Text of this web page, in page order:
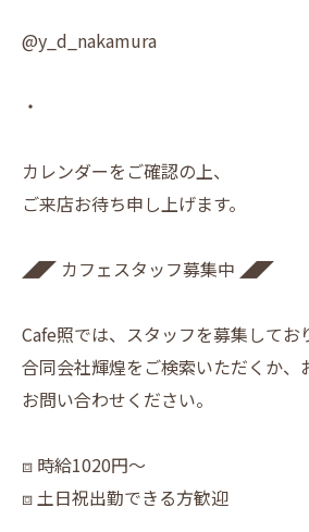
@y_d_nakamura
・
カレンダーをご確認の上、
ご来店お待ち申し上げます。
◢◤ カフェスタッフ募集中 ◢◤
Cafe照では、スタッフを募集してお
合同会社輝煌をご検索いただくか、
お問い合わせください。
⧈ 時給1020円〜
⧈ 土日祝出勤できる方歓迎